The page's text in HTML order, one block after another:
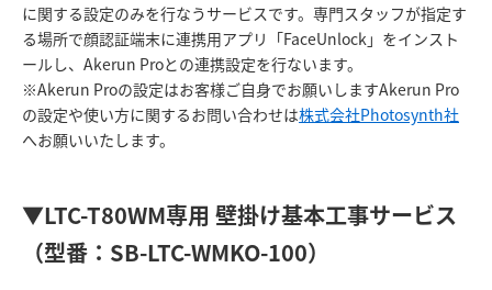
に関する設定のみを行なうサービスです。専門スタッフが指定す
る場所で顔認証端末に連携用アプリ「FaceUnlock」をインスト
ールし、Akerun Proとの連携設定を行ないます。
※Akerun Proの設定はお客様ご自身でお願いしますAkerun Pro
の設定や使い方に関するお問い合わせは株式会社Photosynth社
へお願いいたします。
▼LTC-T80WM専用 壁掛け基本工事サービス
（型番：SB-LTC-WMKO-100）